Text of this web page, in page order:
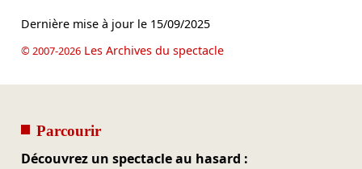
Dernière mise à jour le 15/09/2025
© 2007-2026Les Archives du spectacle
Parcourir
Découvrez un spectacle au hasard :